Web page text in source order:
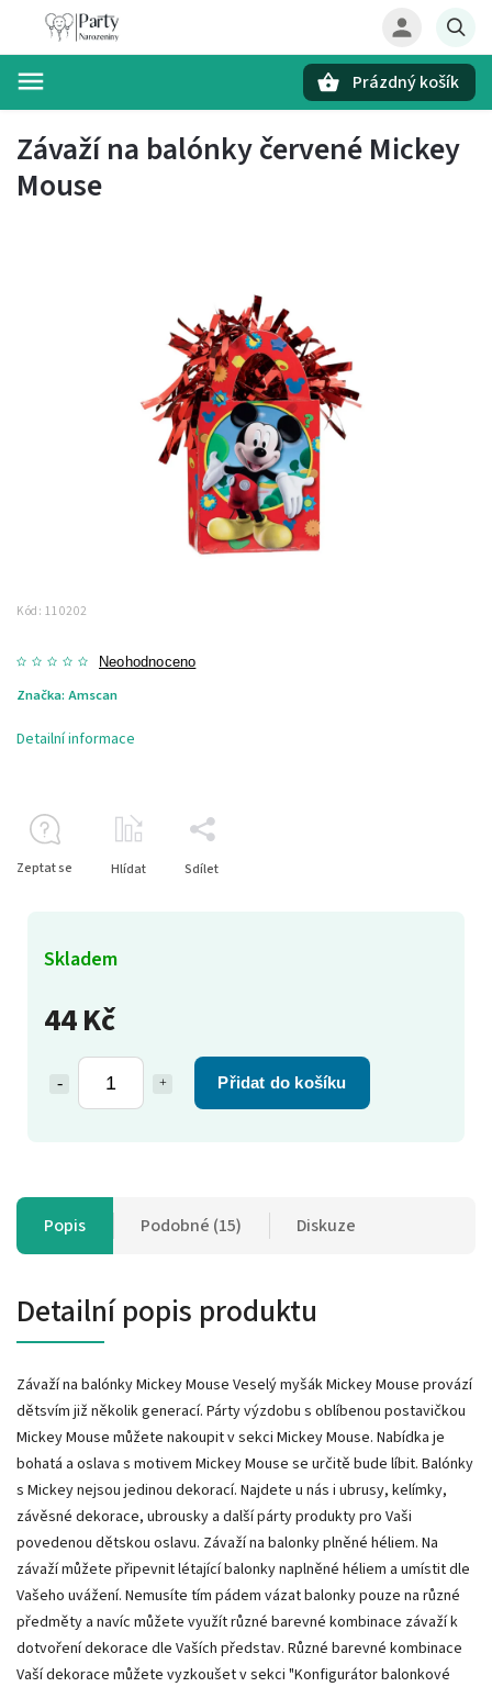
Prázdný košík
Závaží na balónky červené Mickey
Mouse
Kód: 110202
Neohodnoceno
Značka: Amscan
44 Kč
Přidat do košíku
Skladem
Detailní informace
Zeptat se Hlídat Sdílet
Popis Podobné (15) Diskuze
Detailní popis produktu
Závaží na balónky Mickey Mouse Veselý myšák Mickey Mouse provází
dětsvím již několik generací. Párty výzdobu s oblíbenou postavičkou
Mickey Mouse můžete nakoupit v sekci Mickey Mouse. Nabídka je
bohatá a oslava s motivem Mickey Mouse se určitě bude líbit. Balónky
s Mickey nejsou jedinou dekorací. Najdete u nás i ubrusy, kelímky,
závěsné dekorace, ubrousky a další párty produkty pro Vaši
povedenou dětskou oslavu. Závaží na balonky plněné héliem. Na
závaží můžete připevnit létající balonky naplněné héliem a umístit dle
Vašeho uvážení. Nemusíte tím pádem vázat balonky pouze na různé
předměty a navíc můžete využít různé barevné kombinace závaží k
dotvoření dekorace dle Vaších představ. Různé barevné kombinace
Vaší dekorace můžete vyzkoušet v sekci "Konfigurátor balonkové